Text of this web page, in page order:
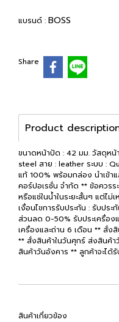
แบรนด์ : BOSS
Share
Product
ขนาดหน้าปัด : 42 มม. วัสดุหน้
steel สาย : leather ระบบ :
แท้ 100% พร้อมกล่อง นำเข้า
คอร์ปอเรชั่น จำกัด ** ข้อควรร
หรือแช่ในน้ำในระยะสั้นๆ แต่ไม่
เงื่อนไขการรับประกัน : รับปร
ส่วนลด 0-50% รับประเครื่อง
เครื่องและถ่าน 6 เดือน ** สั่
** สั่งสินค้าในวันศุกร์ ส่งสินค้
สินค้าวันอังคาร ** ลูกค้าจะได้
สินค้าเกี่ยวข้อง